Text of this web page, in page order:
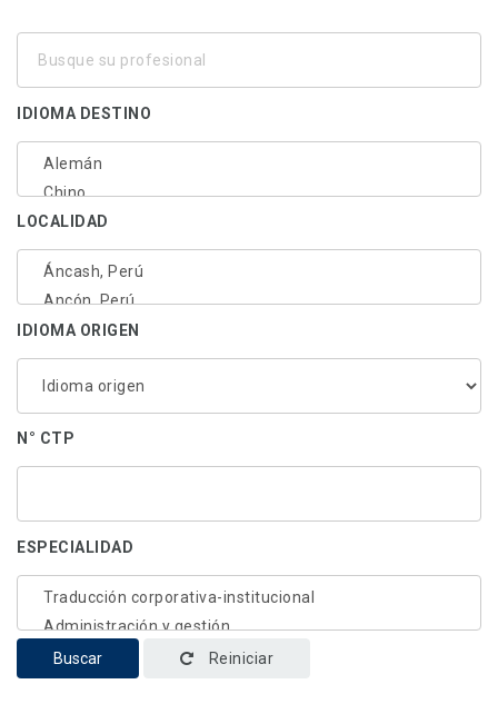
IDIOMA DESTINO
LOCALIDAD
IDIOMA ORIGEN
N° CTP
ESPECIALIDAD
Buscar Reiniciar